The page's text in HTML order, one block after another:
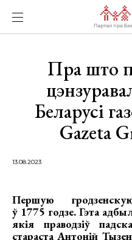
Пра што
Беларусі
Gazeta
13.08.2023
Першую
ў 1775 годзе. Гэта
якія праводзіў
стараста Антоній